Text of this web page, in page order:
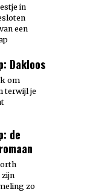
in
een
Dakloos
om
terwijl je
de
zijn
zo